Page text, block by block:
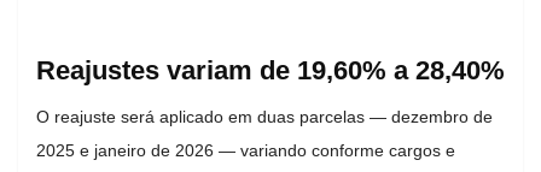
Reajustes variam de 19,60% a 28,40%
O reajuste será aplicado em duas parcelas — dezembro de
2025 e janeiro de 2026 — variando conforme cargos e